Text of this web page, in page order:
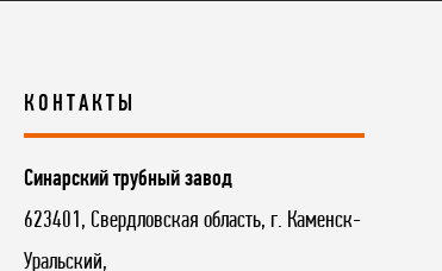
КОНТАКТЫ
Синарский трубный завод
623401, Свердловская область, г. Каменск-
Уральский,